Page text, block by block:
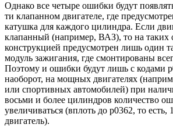
Однако все четыре ошибки будут
ти клапанном двигателе, где
катушка для каждого цилиндра. Если
клапанный (например, ВАЗ), то на таких
конструкцией предусмотрен лишь один
модуль зажигания, где смонтированы
Поэтому и ошибки будут лишь с кодами
наоборот, на мощных двигателях
или спортивных автомобилей) при
восьми и более цилиндров количество
увеличиваться (вплоть до р0362, то
двигатель).